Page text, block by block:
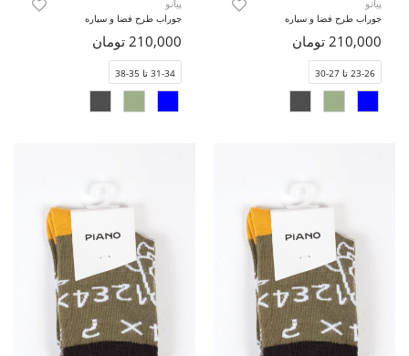
پیانو
جوراب طرح فضا و سیاره
210,000 تومان
23-26 تا 27-30
پیانو
جوراب طرح فضا و سیاره
210,000 تومان
31-34 تا 35-38